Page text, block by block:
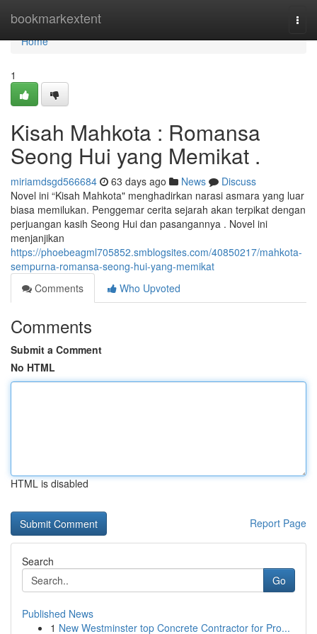
bookmarkextent
Home
Home
1
Kisah Mahkota : Romansa
Seong Hui yang Memikat .
miriamdsgd566684 63 days ago News
Discuss
Novel ini “Kisah Mahkota" menghadirkan narasi asmara yang luar
biasa memilukan. Penggemar cerita sejarah akan terpikat dengan
perjuangan kasih Seong Hui dan pasangannya . Novel ini
menjanjikan
https://phoebeagml705852.smblogsites.com/40850217/mahkota-
sempurna-romansa-seong-hui-yang-memikat
Comments
Who Upvoted
Comments
Submit a Comment
No HTML
HTML is disabled
Report Page
Search
Go
Published News
1 New Westminster top Concrete Contractor for Pro...